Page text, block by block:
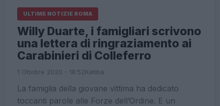
ULTIME NOTIZIE ROMA
Willy Duarte, i famigliari scrivono
una lettera di ringraziamento ai
Carabinieri di Colleferro
1 Ottobre 2020 - 18:52Katiba
La famiglia della giovane vittima ha dedicato
toccanti parole alle Forze dell’Ordine. E un